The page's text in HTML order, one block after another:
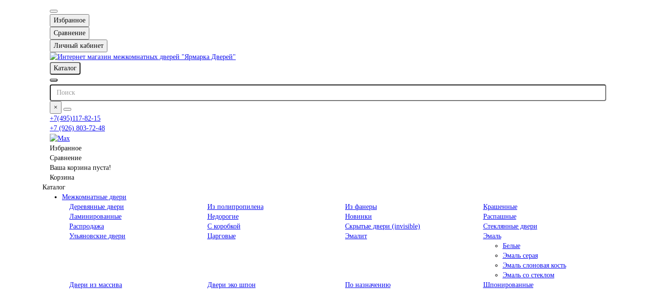
Избранное
Сравнение
Личный кабинет
Каталог
×
+7(495)117-82-15
+7 (926) 803-72-48
Избранное
Сравнение
Ваша корзина пуста!
Корзина
Каталог
Межкомнатные двери
Деревянные двери
Из полипропилена Из фанеры
Крашенные
Ламинированные
Недорогие Новинки
Распашные
Распродажа
С коробкой Скрытые двери (invisible)
Стеклянные двери
Ульяновские двери
Царговые Эмалит
Эмаль
Белые
Эмаль серая
Эмаль слоновая кость
Эмаль со стеклом
Двери из массива
Двери эко шпон
По назначению
Шпонированные